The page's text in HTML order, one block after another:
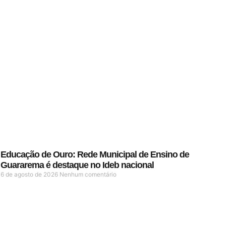
Educação de Ouro: Rede Municipal de Ensino de
Guararema é destaque no Ideb nacional
6 de agosto de 2026 Nenhum comentário